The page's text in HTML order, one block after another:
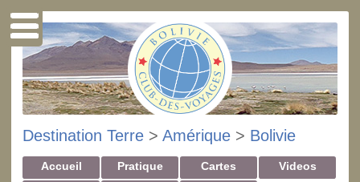
Destination Terre > Amérique > Bolivie
Accueil Pratique Cartes
Videos